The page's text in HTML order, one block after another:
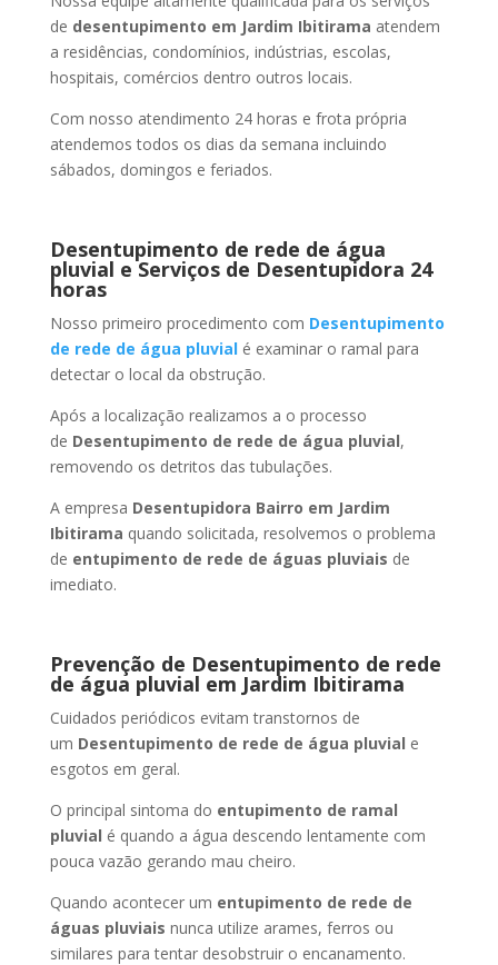
de desentupimento em Jardim Ibitirama atendem
a residências, condomínios, indústrias, escolas,
hospitais, comércios dentro outros locais.
Com nosso atendimento 24 horas e frota própria
atendemos todos os dias da semana incluindo
sábados, domingos e feriados.
Desentupimento de rede de água
pluvial e Serviços de Desentupidora 24
horas
Nosso primeiro procedimento com Desentupimento
de rede de água pluvialé examinar o ramal para
detectar o local da obstrução.
Após a localização realizamos a o processo
de Desentupimento de rede de água pluvial,
removendo os detritos das tubulações.
A empresa Desentupidora Bairro em Jardim
Ibitirama quando solicitada, resolvemos o problema
de entupimento de rede de águas pluviais de
imediato.
Prevenção de Desentupimento de rede
de água pluvial em Jardim Ibitirama
Cuidados periódicos evitam transtornos de
um Desentupimento de rede de água pluvial e
esgotos em geral.
O principal sintoma do entupimento de ramal
pluvial é quando a água descendo lentamente com
pouca vazão gerando mau cheiro.
Quando acontecer um entupimento de rede de
águas pluviais nunca utilize arames, ferros ou
similares para tentar desobstruir o encanamento.